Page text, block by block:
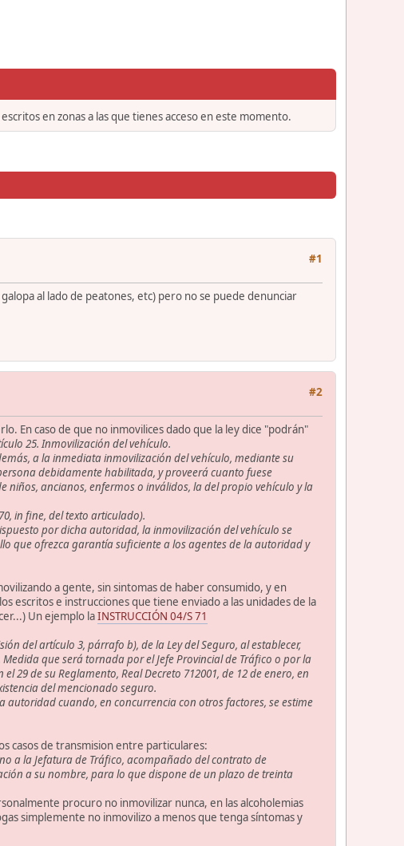
en zonas a las que tienes acceso en este momento.
#1
al lado de peatones, etc) pero no se puede denunciar
#2
En caso de que no inmovilices dado que la ley dice "podrán"
25. Inmovilización del vehículo.
a la inmediata inmovilización del vehículo, mediante su
debidamente habilitada, y proveerá cuanto fuese
niños, ancianos, enfermos o inválidos, la del propio vehículo y la
in fine, del texto articulado).
por dicha autoridad, la inmovilización del vehículo se
que ofrezca garantía suficiente a los agentes de la autoridad y
a gente, sin sintomas de haber consumido, y en
escritos e instrucciones que tiene enviado a las unidades de la
Un ejemplo laINSTRUCCIÓN 04/S 71
del artículo 3, párrafo b), de la Ley del Seguro, al establecer,
que será tornada por el Jefe Provincial de Tráfico o por la
29 de su Reglamento, Real Decreto 712001, de 12 de enero, en
del mencionado seguro.
autoridad cuando, en concurrencia con otros factores, se estime
casos de transmision entre particulares:
a la Jefatura de Tráfico, acompañado del contrato de
a su nombre, para lo que dispone de un plazo de treinta
procuro no inmovilizar nunca, en las alcoholemias
simplemente no inmovilizo a menos que tenga síntomas y